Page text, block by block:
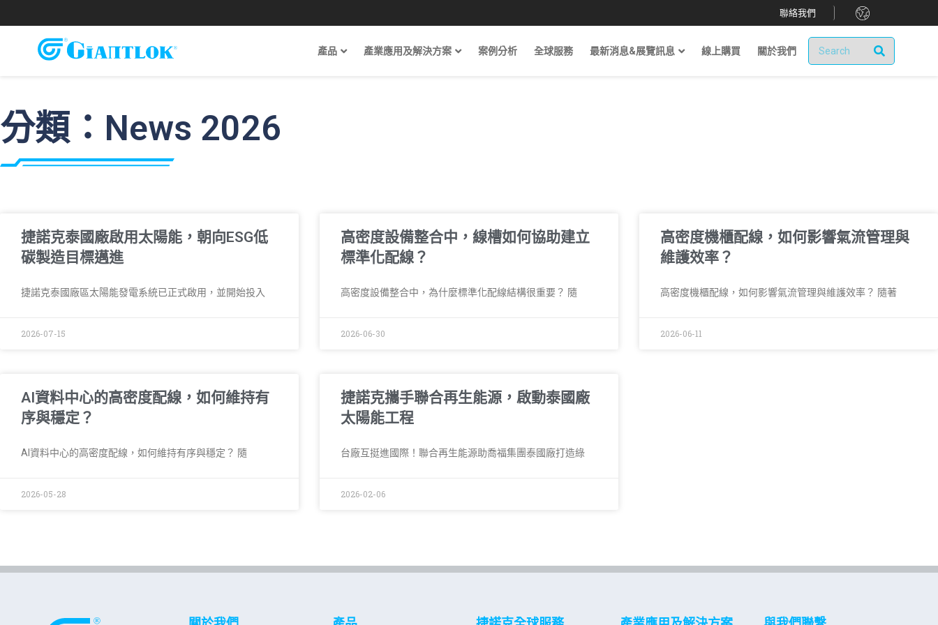
聯絡我們 .
產品 產業應用及解決方案 案例分析 全球服務 最新消息&展覽訊息 線上購買 關於我們
分類：News 2026
捷諾克泰國廠啟用太陽能，朝向ESG低
碳製造目標邁進
捷諾克泰國廠區太陽能發電系統已正式啟用，並開始投入
2026-07-15
高密度設備整合中，線槽如何協助建立
標準化配線？
高密度設備整合中，為什麼標準化配線結構很重要？ 隨
2026-06-30
高密度機櫃配線，如何影響氣流管理與
維護效率？
高密度機櫃配線，如何影響氣流管理與維護效率？ 隨著
2026-06-11
AI資料中心的高密度配線，如何維持有
序與穩定？
AI資料中心的高密度配線，如何維持有序與穩定？ 隨
2026-05-28
捷諾克攜手聯合再生能源，啟動泰國廠
太陽能工程
台廠互挺進國際！聯合再生能源助喬福集團泰國廠打造綠
2026-02-06